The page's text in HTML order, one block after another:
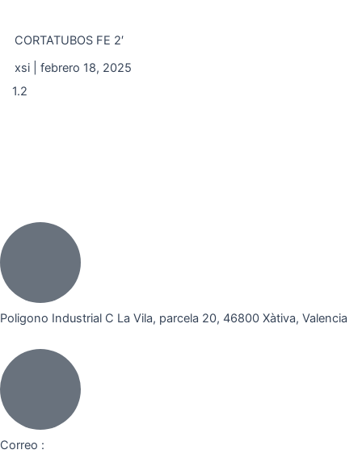
CORTATUBOS FE 2′
xsi
febrero 18, 2025
Poligono Industrial C La Vila, parcela 20, 46800 Xàtiva, Valencia
Correo :